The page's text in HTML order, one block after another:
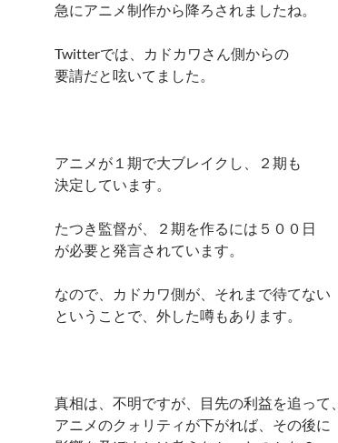
急にアニメ制作から降ろされましたね。
Twitterでは、カドカワさん側からの
要請だと呟いてました。
アニメが１期で大ブレイクし、２期も
決定しています。
たつき監督が、２期を作るには５００日
が必要と発言されています。
なので、カドカワ側が、それまで待てない
ということで、外した噂もあります。
真相は、不明ですが、目先の利益を追って、
アニメのクォリティが下がれば、その後に